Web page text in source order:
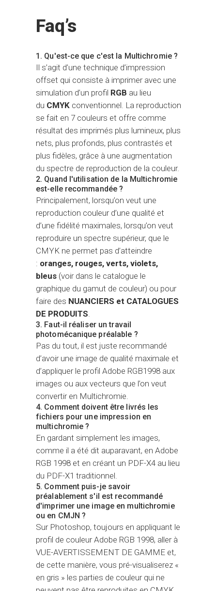
Faq’s
1. Qu'est-ce que c'est la Multichromie ?
Il s’agit d’une technique d’impression
offset qui consiste à imprimer avec une
simulation d’un profil RGB au lieu
du CMYK conventionnel. La reproduction
se fait en 7 couleurs et offre comme
résultat des imprimés plus lumineux, plus
nets, plus profonds, plus contrastés et
plus fidèles, grâce à une augmentation
du spectre de reproduction de la couleur.
2. Quand l'utilisation de la Multichromie
est-elle recommandée ?
Principalement, lorsqu’on veut une
reproduction couleur d’une qualité et
d’une fidélité maximales, lorsqu’on veut
reproduire un spectre supérieur, que le
CMYK ne permet pas d’atteindre
: oranges, rouges, verts, violets,
bleus (voir dans le catalogue le
graphique du gamut de couleur) ou pour
faire des NUANCIERS et CATALOGUES
DE PRODUITS.
3. Faut-il réaliser un travail
photomécanique préalable ?
Pas du tout, il est juste recommandé
d’avoir une image de qualité maximale et
d’appliquer le profil Adobe RGB1998 aux
images ou aux vecteurs que l’on veut
convertir en Multichromie.
4. Comment doivent être livrés les
fichiers pour une impression en
multichromie ?
En gardant simplement les images,
comme il a été dit auparavant, en Adobe
RGB 1998 et en créant un PDF-X4 au lieu
du PDF-X1 traditionnel.
5. Comment puis-je savoir
préalablement s'il est recommandé
d'imprimer une image en multichromie
ou en CMJN ?
Sur Photoshop, toujours en appliquant le
profil de couleur Adobe RGB 1998, aller à
VUE-AVERTISSEMENT DE GAMME et,
de cette manière, vous pré-visualiserez «
en gris » les parties de couleur qui ne